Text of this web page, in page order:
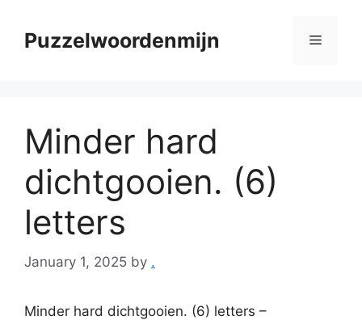
contentPuzzelwoordenmijn Menu
Minder hard
dichtgooien. (6)
letters
January 1, 2025 by .
Minder hard dichtgooien. (6) letters –